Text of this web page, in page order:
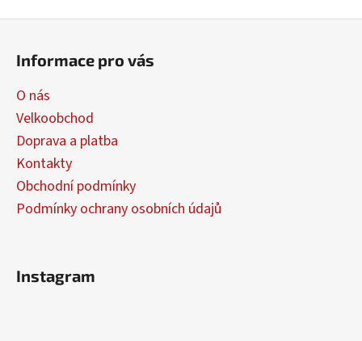
Informace pro vás
O nás
Velkoobchod
Doprava a platba
Kontakty
Obchodní podmínky
Podmínky ochrany osobních údajů
Instagram